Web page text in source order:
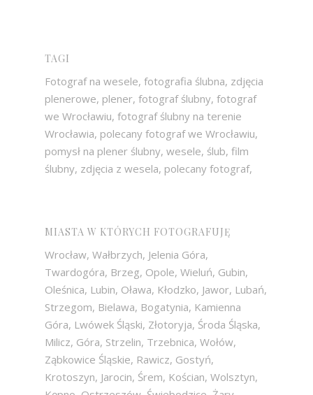
TAGI
Fotograf na wesele, fotografia ślubna, zdjęcia
plenerowe, plener, fotograf ślubny, fotograf
we Wrocławiu, fotograf ślubny na terenie
Wrocławia, polecany fotograf we Wrocławiu,
pomysł na plener ślubny, wesele, ślub, film
ślubny, zdjęcia z wesela, polecany fotograf,
MIASTA W KTÓRYCH FOTOGRAFUJĘ
Wrocław, Wałbrzych, Jelenia Góra,
Twardogóra, Brzeg, Opole, Wieluń, Gubin,
Oleśnica, Lubin, Oława, Kłodzko, Jawor, Lubań,
Strzegom, Bielawa, Bogatynia, Kamienna
Góra, Lwówek Śląski, Złotoryja, Środa Śląska,
Milicz, Góra, Strzelin, Trzebnica, Wołów,
Ząbkowice Śląskie, Rawicz, Gostyń,
Krotoszyn, Jarocin, Śrem, Kościan, Wolsztyn,